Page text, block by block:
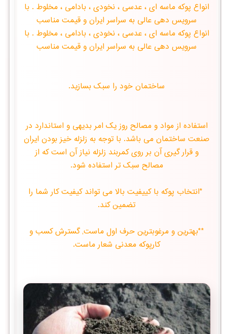
انواع پوكه ماسه ای ، عدسی ، نخودی ، بادامی ، مخلوط . با
سرویس دهی عالی به سراسر ایران و قیمت مناسب
انواع پوكه ماسه ای ، عدسی ، نخودی ، بادامی ، مخلوط . با
سرویس دهی عالی به سراسر ایران و قیمت مناسب
ساختمان خود را سبک بسازید.
استفاده از مواد و مصالح روز یک امر بدیهی و استاندارد در
صنعت ساختمان می باشد. با توجه به زلزله خیز بودن ایران
و قرار گیری آن بر روی کمربند زلزله نیاز آن است که از
مصالح سبک تر استفاده شود.
*انتخاب پوكه با كییفیت بالا می تواند كیفیت كار شما را
تضمین كند.
**بهترین و مرغوبترین حرف اول ماست, گسترش کسب و
کارپوکه معدنی شعار ماست.